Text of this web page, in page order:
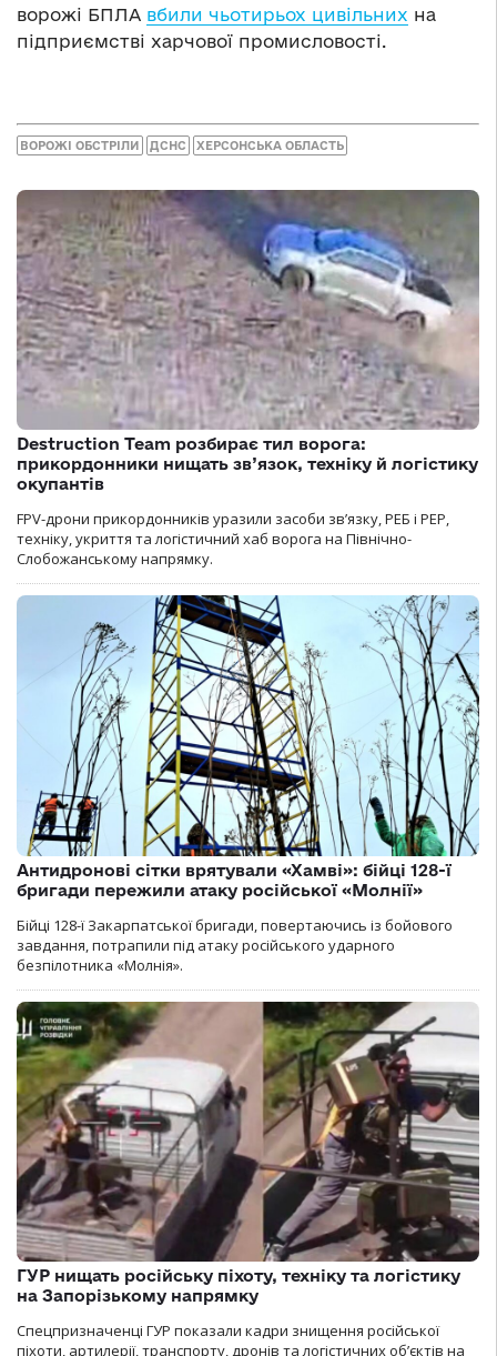
ворожі БПЛА вбили чьотирьох цивільних на
підприємстві харчової промисловості.
ВОРОЖІ ОБСТРІЛИ ДСНС ХЕРСОНСЬКА ОБЛАСТЬ
Destruction Team розбирає тил ворога:
прикордонники нищать зв’язок, техніку й логістику
окупантів
FPV-дрони прикордонників уразили засоби зв’язку, РЕБ і РЕР,
техніку, укриття та логістичний хаб ворога на Північно-
Слобожанському напрямку.
Антидронові сітки врятували «Хамві»: бійці 128-ї
бригади пережили атаку російської «Молнії»
Бійці 128-ї Закарпатської бригади, повертаючись із бойового
завдання, потрапили під атаку російського ударного
безпілотника «Молнія».
ГУР нищать російську піхоту, техніку та логістику
на Запорізькому напрямку
Спецпризначенці ГУР показали кадри знищення російської
піхоти, артилерії, транспорту, дронів та логістичних об’єктів на